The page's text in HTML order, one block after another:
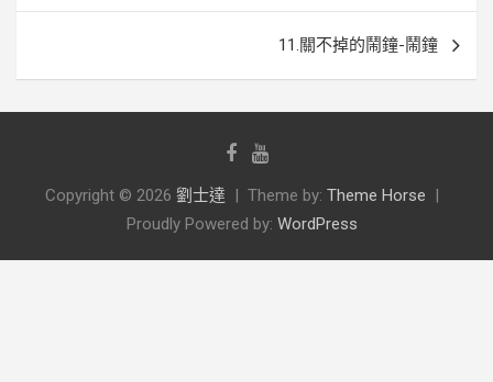
11.關不掉的鬧鐘-鬧鐘
Copyright © 2026 劉士達 Theme by: Theme Horse
Proudly Powered by: WordPress